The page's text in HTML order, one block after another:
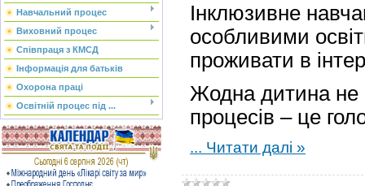
Навчальний процес
Виховний процес
Співпраця з КМСД
Інформація для батьків
Охорона праці
Освітній процес під ...
Інклюзивне
особливими
проживати в
Жодна дитина не
процесів – це
... Читати далі »